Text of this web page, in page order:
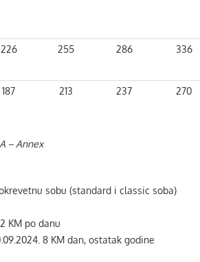
226 255 286 336
187 213 237 270
– Annex
sobu (standard i classic soba)
KM po danu
8 KM dan, ostatak godine